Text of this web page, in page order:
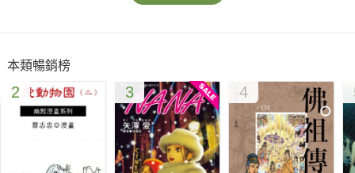
本類暢銷榜
2 3 4